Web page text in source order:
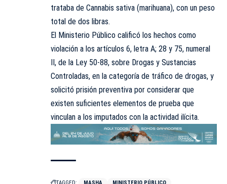
trataba de Cannabis sativa (marihuana), con un peso
total de dos libras.
El Ministerio Público calificó los hechos como
violación a los artículos 6, letra A; 28 y 75, numeral
II, de la Ley 50-88, sobre Drogas y Sustancias
Controladas, en la categoría de tráfico de drogas, y
solicitó prisión preventiva por considerar que
existen suficientes elementos de prueba que
vinculan a los imputados con la actividad ilícita.
TAGGED: MASHA MINISTERIO PÚBLICO